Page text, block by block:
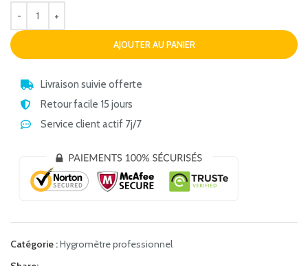
AJOUTER AU PANIER
Livraison suivie offerte
Retour facile 15 jours
Service client actif 7j/7
Catégorie :Hygromètre professionnel